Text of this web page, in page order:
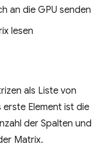
an die GPU senden
lesen
als Liste von
Element ist die
der Spalten und
Matrix.